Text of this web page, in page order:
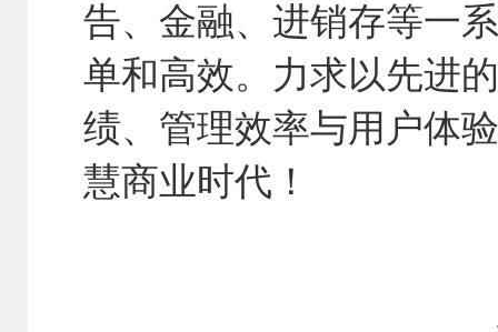
告、金融、进销存等一
单和高效。力求以先进
绩、管理效率与用户体
慧商业时代！